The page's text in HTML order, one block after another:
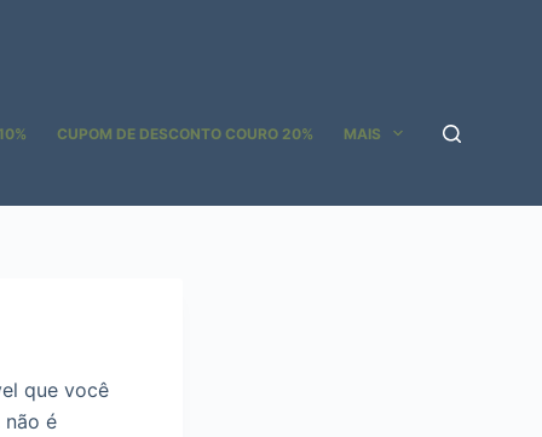
CUPOM DE DESCONTO COURO 20% MAIS
que você
não é